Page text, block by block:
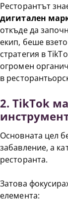
Ресторантът
дигитален
откъде да
екип, беше
стратегия в
огромен
в
2. TikTok
Основната цел
забавление, а
ресторанта.
Затова
елемента: